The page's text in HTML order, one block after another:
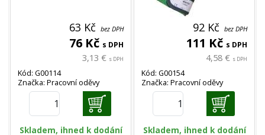
63 Kč bez DPH
76 Kč s DPH
3,13 € s DPH
Kód: G00114
Značka: Pracovní oděvy
Skladem, ihned k dodání
92 Kč bez DPH
111 Kč s DPH
4,58 € s DPH
Kód: G00154
Značka: Pracovní oděvy
Skladem, ihned k dodání